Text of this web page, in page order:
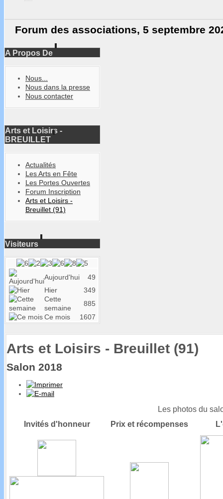
des Muses
Forum des associations,5 septembre
des Sports
A Propos De
Nous...
Nous dans la presse
Nous contacter
Arts et Loisirs -
BREUILLET
Actualités
Les Arts en Fête
Les Portes Ouvertes
Forum Inscription
Arts et Loisirs -
Breuillet (91)
Visiteurs
Aujourd'hui
49
Hier
349
Cette
semaine
885
Ce mois
1607
Arts et Loisirs - Breuillet (91)
Salon 2018
Les photos du
Invités d'honneur
Prix et récompenses